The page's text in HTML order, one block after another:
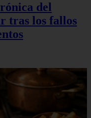
del
tras los fallos